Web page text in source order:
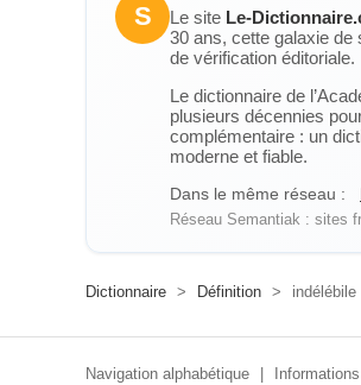
S Le site Le-
30 ans, cette galaxie de
de vérification éditoriale.
Le dictionnaire de
plusieurs décennies
complémentaire : un
moderne et fiable.
Dans le même réseau :
Réseau Semantiak : sites
Dictionnaire > Définition > indélébile
Navigation alphabétique